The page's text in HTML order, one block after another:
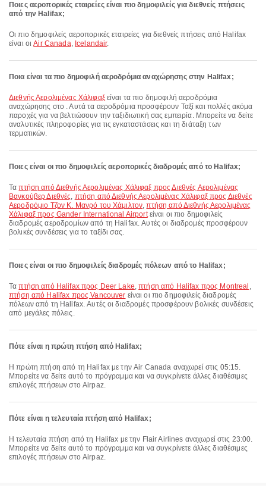
Ποιες αεροπορικές εταιρείες είναι πιο δημοφιλείς για διεθνείς πτήσεις
από την Halifax;
Οι πιο δημοφιλείς αεροπορικές εταιρείες για διεθνείς πτήσεις από Halifax
είναι οιAir Canada, Icelandair.
Ποια είναι τα πιο δημοφιλή αεροδρόμια αναχώρησης στην Halifax;
Διεθνής Αερολιμένας Χάλιφαξείναι τα πιο δημοφιλή αεροδρόμια
αναχώρησης στο . Αυτά τα αεροδρόμια προσφέρουν Ταξί και πολλές ακόμα
παροχές για να βελτιώσουν την ταξιδιωτική σας εμπειρία. Μπορείτε να δείτε
αναλυτικές πληροφορίες για τις εγκαταστάσεις και τη διάταξη των
τερματικών.
Ποιες είναι οι πιο δημοφιλείς αεροπορικές διαδρομές από το Halifax;
Ταπτήση από Διεθνής Αερολιμένας Χάλιφαξ προς Διεθνές Αερολιμένας
Βανκούβερ Διεθνές, πτήση από Διεθνής Αερολιμένας Χάλιφαξ προς Διεθνές
Αεροδρόμιο Τζον Κ. Μανρό του Χάμιλτον,πτήση από Διεθνής Αερολιμένας
Χάλιφαξ προς Gander International Airportείναι οι πιο δημοφιλείς
διαδρομές αεροδρομίων από τη Halifax. Αυτές οι διαδρομές προσφέρουν
βολικές συνδέσεις για το ταξίδι σας.
Ποιες είναι οι πιο δημοφιλείς διαδρομές πόλεων από το Halifax;
Ταπτήση από Halifax προς Deer Lake,πτήση από Halifax προς Montreal ,
πτήση από Halifax προς Vancouver είναι οι πιο δημοφιλείς διαδρομές
πόλεων από τη Halifax. Αυτές οι διαδρομές προσφέρουν βολικές συνδέσεις
από μεγάλες πόλεις.
Πότε είναι η πρώτη πτήση από Halifax;
Η πρώτη πτήση από τη Halifax με την Air Canada αναχωρεί στις 05:15.
Μπορείτε να δείτε αυτό το πρόγραμμα και να συγκρίνετε άλλες διαθέσιμες
επιλογές πτήσεων στο Airpaz.
Πότε είναι η τελευταία πτήση από Halifax;
Η τελευταία πτήση από τη Halifax με την Flair Airlines αναχωρεί στις 23:00.
Μπορείτε να δείτε αυτό το πρόγραμμα και να συγκρίνετε άλλες διαθέσιμες
επιλογές πτήσεων στο Airpaz.